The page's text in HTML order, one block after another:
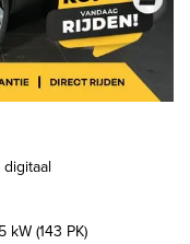
kW (143 PK)